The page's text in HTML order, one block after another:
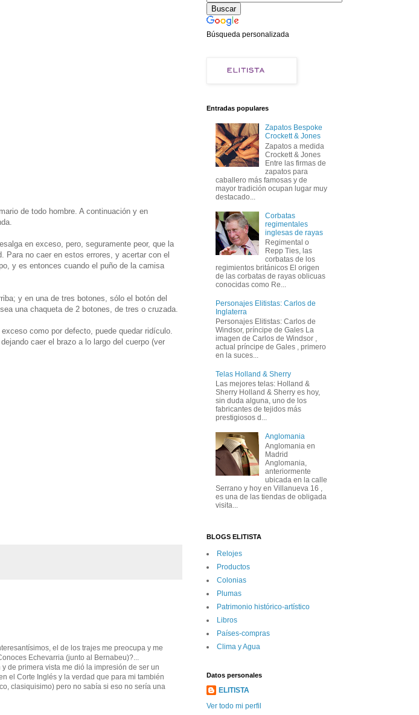
de todo hombre. A continuación y en
en exceso, pero, seguramente peor, que la
Para no caer en estos errores, y acertar con el
y es entonces cuando el puño de la camisa
y en una de tres botones, sólo el botón del
una chaqueta de 2 botones, de tres o cruzada.
como por defecto, puede quedar ridículo.
caer el brazo a lo largo del cuerpo (ver
el de los trajes me preocupa y me
Echevarria (junto al Bernabeu)?...
de primera vista me dió la impresión de ser un
el Corte Inglés y la verdad que para mi también
clasiquisimo) pero no sabía si eso no sería una
Búsqueda personalizada
Entradas populares
Zapatos Bespoke
Crockett & Jones
Zapatos a medida
Crockett & Jones
Entre las firmas de
zapatos para
caballero más famosas y de
mayor tradición ocupan lugar muy
destacado...
Corbatas
regimentales
inglesas de rayas
Regimental o
Repp Ties, las
corbatas de los
regimientos británicos El origen
de las corbatas de rayas oblicuas
conocidas como Re...
Personajes Elitistas: Carlos de
Inglaterra
Personajes Elitistas: Carlos de
Windsor, príncipe de Gales La
imagen de Carlos de Windsor ,
actual príncipe de Gales , primero
en la suces...
Telas Holland & Sherry
Las mejores telas: Holland &
Sherry Holland & Sherry es hoy,
sin duda alguna, uno de los
fabricantes de tejidos más
prestigiosos d...
Anglomania
Anglomania en
Madrid
Anglomania,
anteriormente
ubicada en la calle
Serrano y hoy en Villanueva 16 ,
es una de las tiendas de obligada
visita...
BLOGS ELITISTA
Relojes
Productos
Colonias
Plumas
Patrimonio histórico-artí­stico
Libros
Paí­ses-compras
Clima y Agua
Datos personales
ELITISTA
Ver todo mi perfil